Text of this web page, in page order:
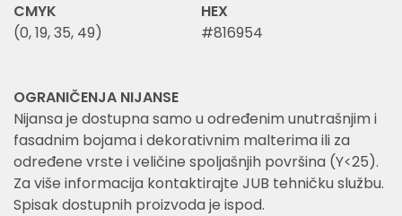
CMYK
(0, 19, 35, 49)
HEX
#816954
OGRANIČENJA NIJANSE
Nijansa je dostupna samo u određenim unutrašnjim i
fasadnim bojama i dekorativnim malterima ili za
određene vrste i veličine spoljašnjih površina (Y<25).
Za više informacija kontaktirajte JUB tehničku službu.
Spisak dostupnih proizvoda je ispod.